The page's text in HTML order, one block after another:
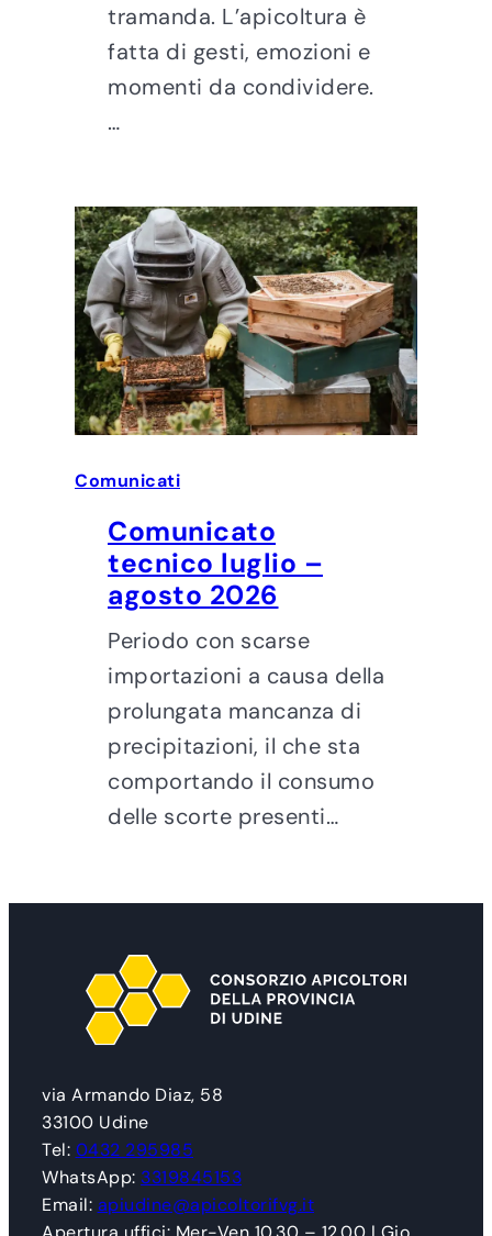
tramanda. L’apicoltura è
fatta di gesti, emozioni e
momenti da condividere.
…
Comunicati
Comunicato
tecnico luglio –
agosto 2026
Periodo con scarse
importazioni a causa della
prolungata mancanza di
precipitazioni, il che sta
comportando il consumo
delle scorte presenti…
via Armando Diaz, 58
33100 Udine
Tel: 0432 295985
WhatsApp: 3319845153
Email: apiudine@apicoltorifvg.it